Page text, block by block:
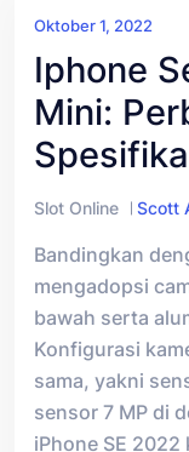
Oktober 1, 2022
Iphone
Mini:
Slot Online Scott
Bandingkan
mengadopsi
bawah serta
Konfigurasi
sama, yakni
sensor 7 MP di
iPhone SE